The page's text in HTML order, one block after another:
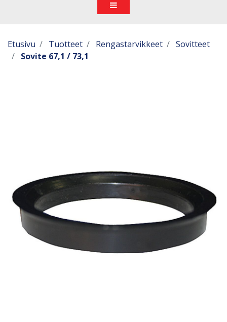
Etusivu Tuotteet Rengastarvikkeet
Sovitteet
Sovite 67,1 / 73,1